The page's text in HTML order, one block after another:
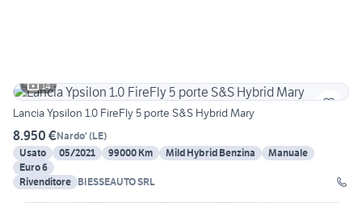
14
Lancia Ypsilon 1.0 FireFly 5 porte S&S Hybrid Mary
8.950 €Nardo' (LE)
Usato
05/2021 99000 Km Mild Hybrid Benzina
Manuale
Euro 6
Rivenditore BIESSEAUTO SRL